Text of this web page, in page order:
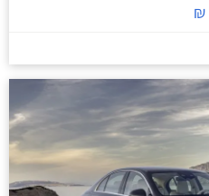
₪